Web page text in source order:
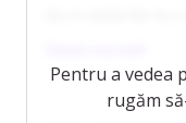
Pentru a vedea
rugăm